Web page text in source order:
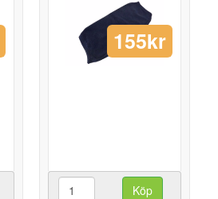
155kr
Köp